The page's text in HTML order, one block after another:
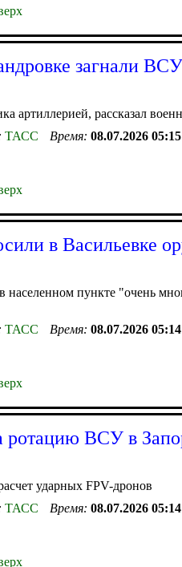
загнали
артиллерией, рассказал
ТАСС Время: 08.07.2026 05:15
в Васильевке
населенном пункте "очень
ТАСС Время: 08.07.2026 05:14
ротацию ВСУ в
ударных FPV-дронов
ТАСС Время: 08.07.2026 05:14